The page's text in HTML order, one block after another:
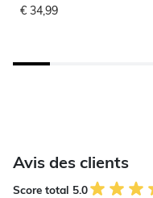
€ 34,99
Avis des clients
Score total 5.0